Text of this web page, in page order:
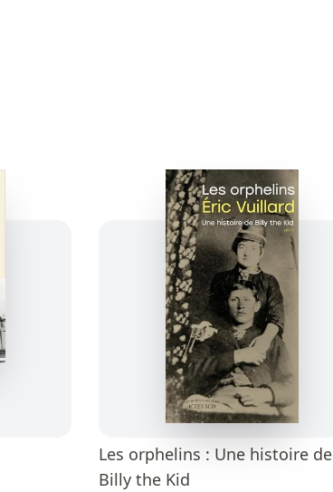
Les orphelins : Une histoire de
Billy the Kid